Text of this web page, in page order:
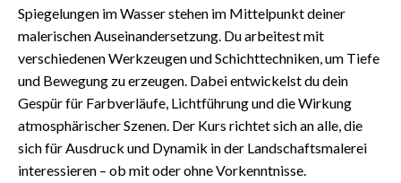
Spiegelungen im Wasser stehen im Mittelpunkt deiner
malerischen Auseinandersetzung. Du arbeitest mit
verschiedenen Werkzeugen und Schichttechniken, um Tiefe
und Bewegung zu erzeugen. Dabei entwickelst du dein
Gespür für Farbverläufe, Lichtführung und die Wirkung
atmosphärischer Szenen. Der Kurs richtet sich an alle, die
sich für Ausdruck und Dynamik in der Landschaftsmalerei
interessieren – ob mit oder ohne Vorkenntnisse.